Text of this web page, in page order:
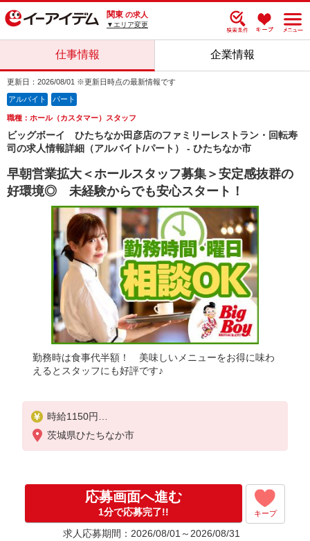
関東 の求人
▼エリア変更
仕事情報 企業情報
更新日：2026/08/01 ※更新日時点の最新情報です
アルバイト パート
職種：ホール（カスタマー）スタッフ
ビッグボーイ ひたちなか田彦店のファミリーレストラン・回転寿
司の求人情報詳細（アルバイト/パート） - ひたちなか市
早朝営業拡大＜ホールスタッフ募集＞安定感抜群の
好環境◎ 未経験からでも安心スタート！
勤務時は食事代半額！ 美味しいメニューをお得に味わ
えるとスタッフにも好評です♪
時給1150円
※22:00以降は時給1538円（深夜加給＋100円含む）
※高校生時給1100円
土日・祝は時給＋70円
早朝手当（6:00〜9:00）時給＋100円
※高校生は学校からの許可が必要な場合、通学中の
茨城県ひたちなか市
応募画面へ進む
1分で応募完了!! キープ
求人応募期間：2026/08/01～2026/08/31